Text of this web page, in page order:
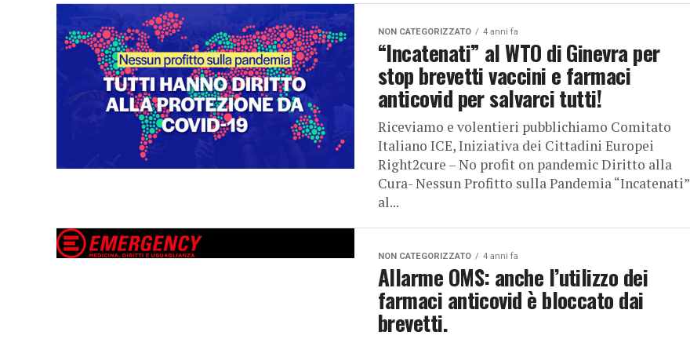
NON CATEGORIZZATO 4 anni fa
“Incatenati” al WTO di Ginevra per
stop brevetti vaccini e farmaci
anticovid per salvarci tutti!
Riceviamo e volentieri pubblichiamo Comitato
Italiano ICE, Iniziativa dei Cittadini Europei
Right2cure – No profit on pandemic Diritto alla
Cura- Nessun Profitto sulla Pandemia “Incatenati”
al...
NON CATEGORIZZATO 4 anni fa
Allarme OMS: anche l’utilizzo dei
farmaci anticovid è bloccato dai
brevetti.